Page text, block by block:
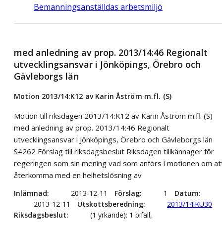
Bemanningsanställdas arbetsmiljö
med anledning av prop. 2013/14:46 Regionalt
utvecklingsansvar i Jönköpings, Örebro och
Gävleborgs län
Motion 2013/14:K12 av Karin Åström m.fl. (S)
Motion till riksdagen 2013/14:K12 av Karin Åström m.fl. (S)
med anledning av prop. 2013/14:46 Regionalt
utvecklingsansvar i Jönköpings, Örebro och Gävleborgs län
S4262 Förslag till riksdagsbeslut Riksdagen tillkännager för
regeringen som sin mening vad som anförs i motionen om
återkomma med en helhetslösning av
Inlämnad 2013-12-11 Förslag 1
Datum
2013-12-11
Utskottsberedning
2013/14:KU30
Riksdagsbeslut
(1 yrkande): 1 bifall,